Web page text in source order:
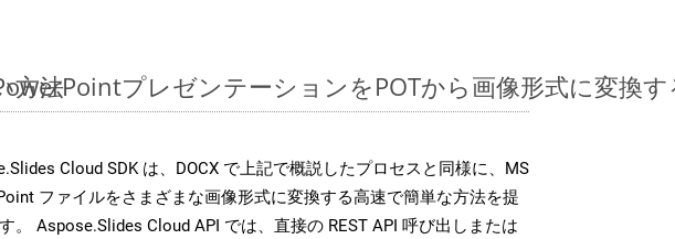
方法 プレゼンテーションをPOTから画像形式に変換
Cloud SDK は、DOCX で上記で概説したプロセスと同様に、MS
ファイルをさまざまな画像形式に変換する高速で簡単な方法を提
。 Aspose.Slides Cloud API では、直接の REST API 呼び出しまたは